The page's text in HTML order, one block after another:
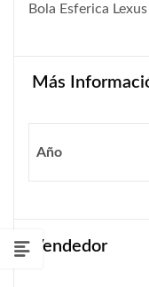
Bola Esferica
Más
Año
Vendedor